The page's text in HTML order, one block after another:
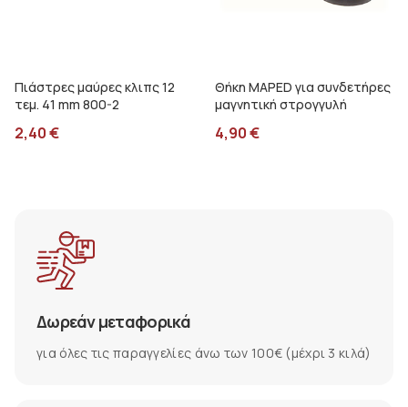
Πιάστρες μαύρες κλιπς 12
τεμ. 41 mm 800-2
2,40€
Θήκη MAPED για συνδετήρες
μαγνητική στρογγυλή
4,90€
Δωρεάν μεταφορικά
για όλες τις παραγγελίες άνω των 100€ (μέχρι 3 κιλά)